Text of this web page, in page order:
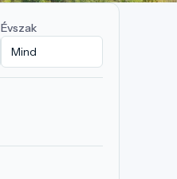
Évszak